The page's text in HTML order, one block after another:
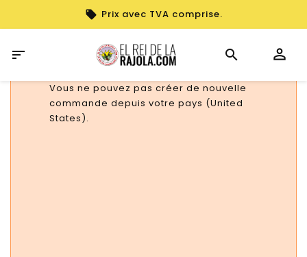
Prix avec TVA comprise.

Vous ne pouvez pas créer de nouvelle
commande depuis votre pays (United
States).